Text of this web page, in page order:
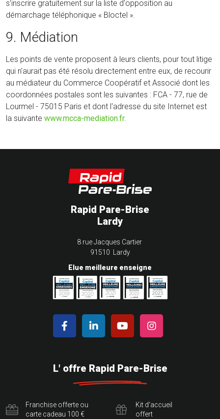
s’inscrire gratuitement sur la liste d'opposition au
démarchage téléphonique « Bloctel ».
9. Médiation
Les points de vente proposent à leurs clients, pour tout litige
qui n'aurait pas été résolu directement entre eux, de recourir
au médiateur du Commerce Coopératif et Associé dont les
coordonnées postales sont les suivantes : FCA - 77, rue de
Lourmel - 75015 Paris et dont l'adresse du site Internet est
la suivante www.mcca-mediation.fr.
Rapid Pare-Brise
Lardy
8 rue Jacques Cartier
91510 Lardy
Elue meilleure enseigne
L' offre Rapid Pare-Brise
Franchise offerte ou
carte cadeau 100 €
Kit d'accueil
offert